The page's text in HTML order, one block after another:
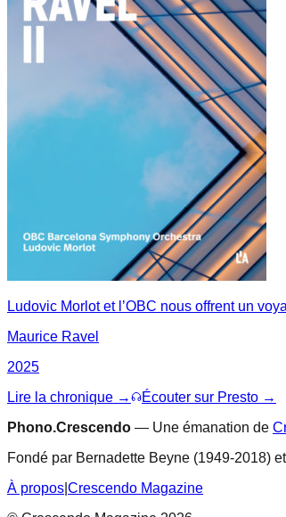
Ludovic Morlot et l’OBC nous offrent un
Maurice Ravel
2025
Lire la chronique →
Écouter sur Presto →
Phono.Crescendo — Une émanation de
Fondé par Bernadette Beyne (1949-2018)
À propos Crescendo Magazine